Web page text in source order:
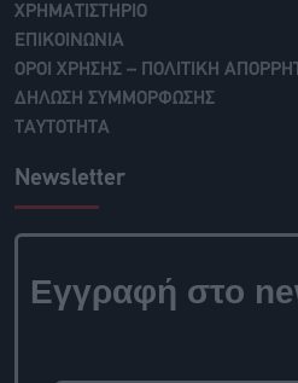
ΧΡΗΜΑΤΙΣΤΗΡΙΟ
ΕΠΙΚΟΙΝΩΝΙΑ
ΟΡΟΙ ΧΡΗΣΗΣ – ΠΟΛΙΤΙΚΗ
ΔΗΛΩΣΗ ΣΥΜΜΟΡΦΩΣΗΣ
ΤΑΥΤΟΤΗΤΑ
Newsletter
Εγγραφή στο